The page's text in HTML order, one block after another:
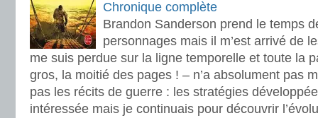
Chronique complète
Brandon Sanderson prend le temps
personnages mais il m’est arrivé de
me suis perdue sur la ligne temporelle et toute la
gros, la moitié des pages ! – n’a absolument pas
pas les récits de guerre : les stratégies
intéressée mais je continuais pour découvrir